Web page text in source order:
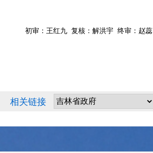
初审：王红九 复核：解洪宇 终审：赵蕊
相关链接